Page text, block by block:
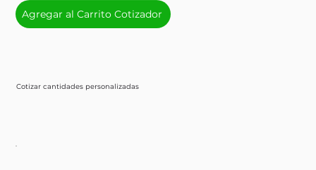
Cotizar cantidades personalizadas
Agregar al Carrito Cotizador